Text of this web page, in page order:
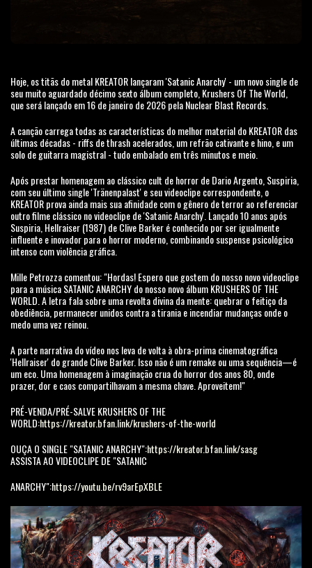
Hoje, os titãs do metal KREATOR lançaram 'Satanic Anarchy' - um novo single de
seu muito aguardado décimo sexto álbum completo, Krushers Of The World,
que será lançado em 16 de janeiro de 2026 pela Nuclear Blast Records.
A canção carrega todas as características do melhor material do KREATOR das
últimas décadas - riffs de thrash acelerados, um refrão cativante e hino, e um
solo de guitarra magistral - tudo embalado em três minutos e meio.
Após prestar homenagem ao clássico cult de horror de Dario Argento, Suspiria,
com seu último single 'Tränenpalast' e seu videoclipe correspondente, o
KREATOR prova ainda mais sua afinidade com o gênero de terror ao referenciar
outro filme clássico no videoclipe de 'Satanic Anarchy'. Lançado 10 anos após
Suspiria, Hellraiser (1987) de Clive Barker é conhecido por ser igualmente
influente e inovador para o horror moderno, combinando suspense psicológico
intenso com violência gráfica.
Mille Petrozza comentou: "Hordas! Espero que gostem do nosso novo videoclipe
para a música SATANIC ANARCHY do nosso novo álbum KRUSHERS OF THE
WORLD. A letra fala sobre uma revolta divina da mente: quebrar o feitiço da
obediência, permanecer unidos contra a tirania e incendiar mudanças onde o
medo uma vez reinou.
A parte narrativa do vídeo nos leva de volta à obra-prima cinematográfica
'Hellraiser' do grande Clive Barker. Isso não é um remake ou uma sequência—é
um eco. Uma homenagem à imaginação crua do horror dos anos 80, onde
prazer, dor e caos compartilhavam a mesma chave. Aproveitem!"
PRÉ-VENDA/PRÉ-SALVE KRUSHERS OF THE
WORLD:https://kreator.bfan.link/krushers-of-the-world
OUÇA O SINGLE "SATANIC ANARCHY":https://kreator.bfan.link/sasg
ASSISTA AO VIDEOCLIPE DE "SATANIC
ANARCHY":https://youtu.be/rv9arEpXBLE